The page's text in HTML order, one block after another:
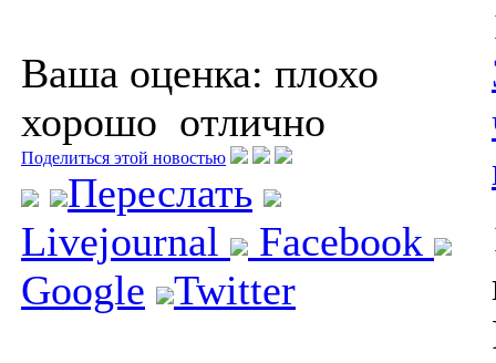
Ваша оценка: плохо
хорошо отлично
Поделиться этой новостью
Переслать
Livejournal
Facebook
Google
Twitter